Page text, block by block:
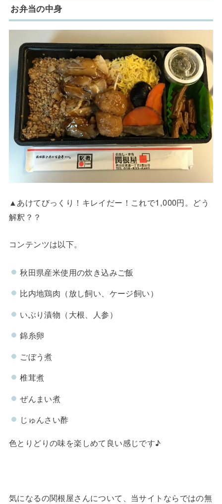
お弁当の中身
▲あけてびっくり！キレイだー！これで1,000円。どう
解釈？？
コンテンツは以下。
秋田県産米使用の炊き込みご飯
比内地鶏肉（放し飼い、ケージ飼い）
いぶり漬物（大根、人参）
錦糸卵
ごぼう煮
椎茸煮
ぜんまい煮
じゅんさい酢
色とりどりの味を楽しめて良い感じです♪
気になるの関根屋さんについて、当サイトならではの無